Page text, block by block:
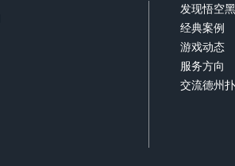
发现悟空
经典案例
游戏动态
服务方向
交流德州